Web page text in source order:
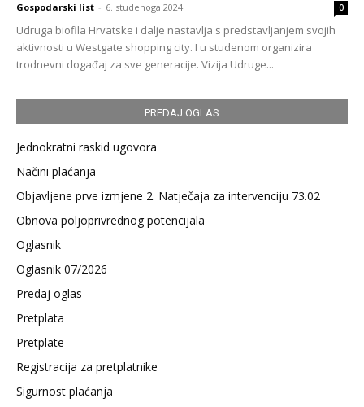
Gospodarski list - 6. studenoga 2024. 0
Udruga biofila Hrvatske i dalje nastavlja s predstavljanjem svojih
aktivnosti u Westgate shopping city. I u studenom organizira
trodnevni događaj za sve generacije. Vizija Udruge...
PREDAJ OGLAS
Jednokratni raskid ugovora
Načini plaćanja
Objavljene prve izmjene 2. Natječaja za intervenciju 73.02
Obnova poljoprivrednog potencijala
Oglasnik
Oglasnik 07/2026
Predaj oglas
Pretplata
Pretplate
Registracija za pretplatnike
Sigurnost plaćanja